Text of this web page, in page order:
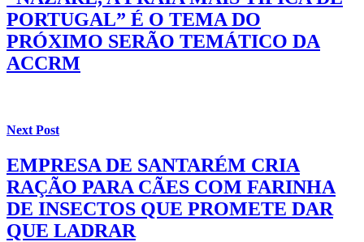
PORTUGAL” É O TEMA DO
PRÓXIMO SERÃO TEMÁTICO DA
ACCRM
Next Post
EMPRESA DE SANTARÉM CRIA
RAÇÃO PARA CÃES COM FARINHA
DE INSECTOS QUE PROMETE DAR
QUE LADRAR